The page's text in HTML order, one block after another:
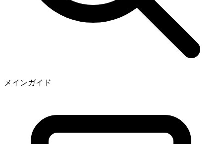
メインガイド